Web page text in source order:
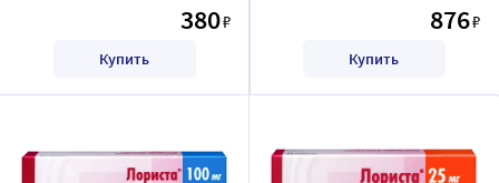
380₽
Купить
876₽
Купить